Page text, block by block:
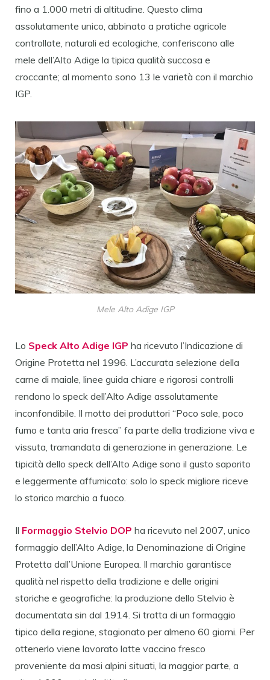
fino a 1.000 metri di altitudine. Questo clima
assolutamente unico, abbinato a pratiche agricole
controllate, naturali ed ecologiche, conferiscono alle
mele dell’Alto Adige la tipica qualità succosa e
croccante; al momento sono 13 le varietà con il marchio
IGP.
Mele Alto Adige IGP
Lo Speck Alto Adige IGP ha ricevuto l’Indicazione di
Origine Protetta nel 1996. L’accurata selezione della
carne di maiale, linee guida chiare e rigorosi controlli
rendono lo speck dell’Alto Adige assolutamente
inconfondibile. Il motto dei produttori “Poco sale, poco
fumo e tanta aria fresca” fa parte della tradizione viva e
vissuta, tramandata di generazione in generazione. Le
tipicità dello speck dell’Alto Adige sono il gusto saporito
e leggermente affumicato: solo lo speck migliore riceve
lo storico marchio a fuoco.
Il Formaggio Stelvio DOP ha ricevuto nel 2007, unico
formaggio dell’Alto Adige, la Denominazione di Origine
Protetta dall’Unione Europea. Il marchio garantisce
qualità nel rispetto della tradizione e delle origini
storiche e geografiche: la produzione dello Stelvio è
documentata sin dal 1914. Si tratta di un formaggio
tipico della regione, stagionato per almeno 60 giorni. Per
ottenerlo viene lavorato latte vaccino fresco
proveniente da masi alpini situati, la maggior parte, a